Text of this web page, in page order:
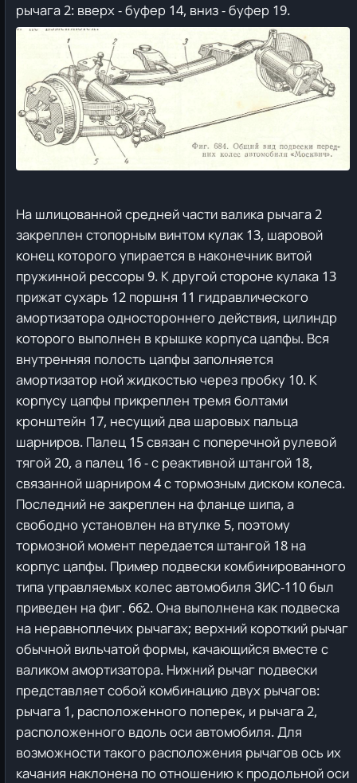
рычага 2: вверх - буфер 14, вниз - буфер 19.
На шлицованной средней части валика рычага 2
закреплен стопорным винтом кулак 13, шаровой
конец которого упирается в наконечник витой
пружинной рессоры 9. К другой стороне кулака 13
прижат сухарь 12 поршня 11 гидравлического
амортизатора одностороннего действия, цилиндр
которого выполнен в крышке корпуса цапфы. Вся
внутренняя полость цапфы заполняется
амортизатор ной жидкостью через пробку 10. К
корпусу цапфы прикреплен тремя болтами
кронштейн 17, несущий два шаровых пальца
шарниров. Палец 15 связан с поперечной рулевой
тягой 20, а палец 16 - с реактивной штангой 18,
связанной шарниром 4 с тормозным диском колеса.
Последний не закреплен на фланце шипа, а
свободно установлен на втулке 5, поэтому
тормозной момент передается штангой 18 на
корпус цапфы. Пример подвески комбинированного
типа управляемых колес автомобиля ЗИС-110 был
приведен на фиг. 662. Она выполнена как подвеска
на неравноплечих рычагах; верхний короткий рычаг
обычной вильчатой формы, качающийся вместе с
валиком амортизатора. Нижний рычаг подвески
представляет собой комбинацию двух рычагов:
рычага 1, расположенного поперек, и рычага 2,
расположенного вдоль оси автомобиля. Для
возможности такого расположения рычагов ось их
качания наклонена по отношению к продольной оси